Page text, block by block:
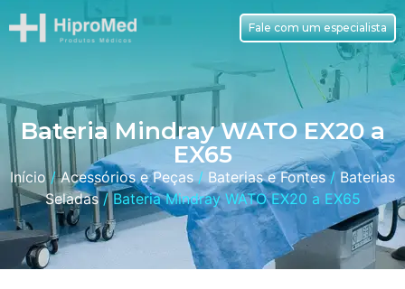
Fale com um especialista
Bateria Mindray WATO EX20 a
EX65
Início/Acessórios e Peças/ Baterias e Fontes/ Baterias
Seladas/ Bateria Mindray WATO EX20 a EX65